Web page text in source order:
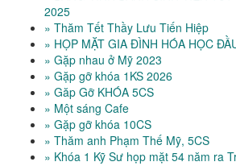
2025
» Thăm Tết Thầy Lưu Tiến Hiệp
» HỌP MẶT GIA ĐÌNH HÓA HỌC
» Gặp nhau ở Mỹ 2023
» Gặp gỡ khóa 1KS 2026
» Găp Gỡ KHÓA 5CS
» Một sáng Cafe
» Gặp gỡ khóa 10CS
» Thăm anh Phạm Thế Mỹ, 5CS
» Khóa 1 Kỹ Sư họp mặt 54 năm ra